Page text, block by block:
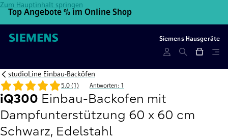
Zum Hauptinhalt springen
Top Angebote % im Online Shop
Siemens Hausgeräte
studioLine Einbau-Backöfen
iQ300 Einbau-Backofen mit
Dampfunterstützung 60 x 60 cm
Schwarz, Edelstahl
5.0 (1) Antworten: 1